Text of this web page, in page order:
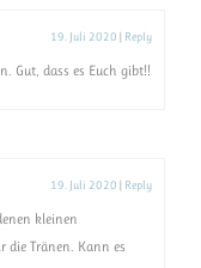
19. Juli 2020 | Reply
Gut, dass es Euch gibt!!
19. Juli 2020 | Reply
kleinen
die Tränen. Kann es